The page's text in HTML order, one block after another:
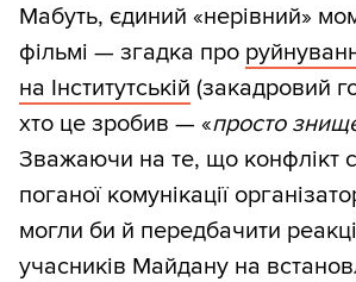
Мабуть, єдиний «нерівний»
фільмі — згадка про
на Інститутській (закадровий
хто це зробив — «просто
Зважаючи на те, що конфлікт
поганої комунікації
могли би й передбачити
учасників Майдану на